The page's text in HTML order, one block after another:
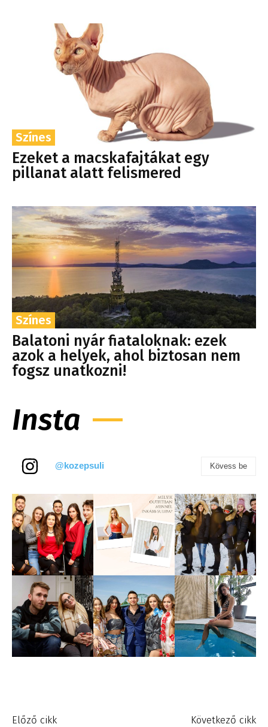
Színes
Ezeket a macskafajtákat egy
pillanat alatt felismered
Színes
Balatoni nyár fiataloknak: ezek
azok a helyek, ahol biztosan nem
fogsz unatkozni!
Insta
@kozepsuli Kövess be
Előző cikk Következő cikk